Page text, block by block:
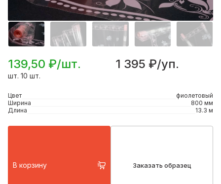
139,50 ₽/шт. 1 395 ₽/уп.
шт. 10 шт.
Цвет
фиолетовый
Ширина
800 мм
Длина
13.3 м
В корзину Заказать образец